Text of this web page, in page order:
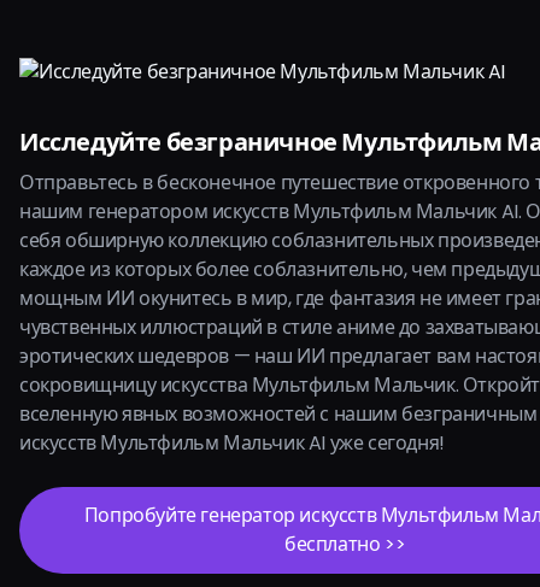
Исследуйте безграничное Мультфильм
Отправьтесь в бесконечное путешествие откровенного
нашим генератором искусств Мультфильм Мальчик AI.
себя обширную коллекцию соблазнительных
каждое из которых более соблазнительно, чем
мощным ИИ окунитесь в мир, где фантазия не имеет
чувственных иллюстраций в стиле аниме до
эротических шедевров — наш ИИ предлагает вам
сокровищницу искусства Мультфильм Мальчик.
вселенную явных возможностей с нашим
искусств Мультфильм Мальчик AI уже сегодня!
Попробуйте генератор искусств Мультфильм
бесплатно >>